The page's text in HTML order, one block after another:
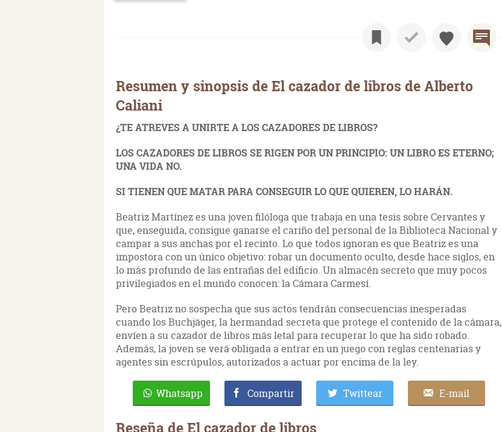
Resumen y sinopsis de El cazador de libros de Alberto
Caliani
¿TE ATREVES A UNIRTE A LOS CAZADORES DE LIBROS?
LOS CAZADORES DE LIBROS SE RIGEN POR UN PRINCIPIO: UN LIBRO ES ETERNO;
UNA VIDA NO.
SI TIENEN QUE MATAR PARA CONSEGUIR LO QUE QUIEREN, LO HARÁN.
Beatriz Martínez es una joven filóloga que trabaja en una tesis sobre Cervantes y
que, enseguida, consigue ganarse el cariño del personal de la Biblioteca Nacional y
campar a sus anchas por el recinto. Lo que todos ignoran es que Beatriz es una
impostora con un único objetivo: robar un documento oculto, desde hace siglos, en
lo más profundo de las entrañas del edificio. Un almacén secreto que muy pocos
privilegiados en el mundo conocen: la Cámara Carmesí.
Pero Beatriz no sospecha que sus actos tendrán consecuencias inesperadas
cuando los Buchjäger, la hermandad secreta que protege el contenido de la cámara,
envíen a su cazador de libros más letal para recuperar lo que ha sido robado.
Además, la joven se verá obligada a entrar en un juego con reglas centenarias y
agentes sin escrúpulos, autorizados a actuar por encima de la ley.
Whatsapp Compartir Twittear E-mail
Reseña de El cazador de libros